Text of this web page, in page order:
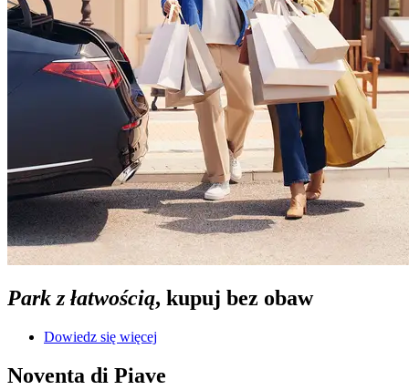
Park z łatwością, kupuj bez obaw
Dowiedz się więcej
Noventa di Piave